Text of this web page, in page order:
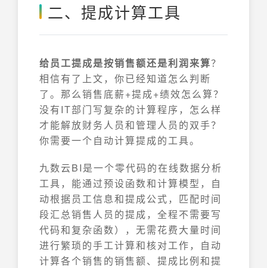
二、提成计算工具
给员工提成是按销售额还是利润来算？
相信有了上文，你已经知道怎么判断
了。那么销售底薪+提成+绩效怎么算？
没有IT部门写复杂的计算程序，怎么样
才能解放财务人员和管理人员的双手？
你需要一个自动计算提成的工具。
九数云BI是一个零代码的在线数据分析
工具，能通过预设函数和计算模型，自
动根据员工信息和提成公式，匹配时间
段汇总销售人员的提成，全程不需要写
代码和复杂函数），无需花费大量时间
进行繁琐的手工计算和核对工作，自动
计算各个销售的销售额、提成比例和提